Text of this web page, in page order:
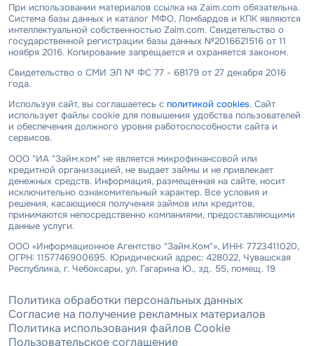
При использовании материалов ссылка на Zaim.com обязательна.
Система базы данных и каталог МФО, Ломбардов и КПК являются
интеллектуальной собственностью Zaim.com. Свидетельство о
государственной регистрации базы данных №2016621516 от 11
ноября 2016. Копирование запрещается и охраняется законом.
Свидетельство о СМИ ЭЛ № ФС 77 - 68179 от 27 декабря 2016
года.
Используя сайт, вы соглашаетесь с политикой cookies. Сайт
использует файлы cookie для повышения удобства пользователей
и обеспечения должного уровня работоспособности сайта и
сервисов.
ООО "ИА "Займ.ком" не является микрофинансовой или
кредитной организацией, не выдает займы и не привлекает
денежных средств. Информация, размещенная на сайте, носит
исключительно ознакомительный характер. Все условия и
решения, касающиеся получения займов или кредитов,
принимаются непосредственно компаниями, предоставляющими
данные услуги.
ООО «Информационное Агентство "Займ.Ком"», ИНН: 7723411020,
ОГРН: 1157746900695. Юридический адрес: 428022, Чувашская
Республика, г. Чебоксары, ул. Гагарина Ю., зд. 55, помещ. 19
Политика обработки персональных данных
Согласие на получение рекламных материалов
Политика использования файлов Cookie
Пользовательское соглашение